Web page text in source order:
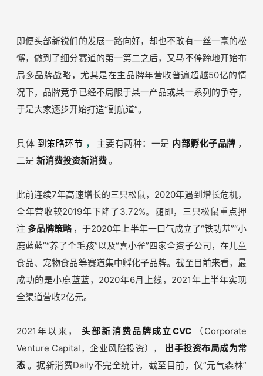
即便头部新锐们的发展一路向好，却也不敢有一丝一毫的松
懈，做到了细分赛道的第一第二之后，又马不停蹄地开始布
局多品牌战略，尤其是在主品牌年营收普遍超越50亿的情
况下，品牌竞争已经不局限于某一产品或某一系列的争夺，
于是大家逐步开始打造“副航道”。
具体 到策略环节 ， 主要有两种：一是 内部孵化子品牌 ，
二是 新消费投资新消费。
此前连续7年高速增长的三只松鼠，2020年遇到增长危机，
全年营收较2019年下降了3.72%。随即，三只松鼠重点押
注 多品牌策略 ，于2020年上半年一口气成立了“铁功基”“小
鹿蓝蓝”“养了个毛孩”以及“喜小雀”四家全资子公司，在儿童
食品、宠物食品等赛道集中孵化子品牌。截至目前来看，最
成功的是小鹿蓝蓝，2020年6月上线，2021年上半年实现
全渠道营收2亿元。
2021年以来，头部新消费品牌成立CVC
（Corporate
Venture Capital，企业风险投资）， 出手投资布局成为常
态 。据新消费Daily不完全统计，截至目前，仅“元气森林”